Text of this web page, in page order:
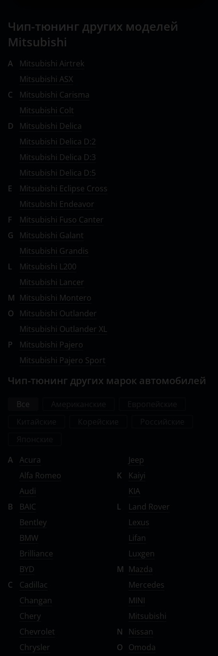
Omoda
Peugeot
Porsche
Ravon
Renault
Saab
Seat
Skoda
Smart
SsangYong
Subaru
Suzuki
Tank
Toyota
Volkswagen
Volvo
Vortex
Zotye
ZX
ЗАЗ
ТагАЗ
УАЗ
Чип-тюнинг других моделей
Mitsubishi
A
Mitsubishi Airtrek
Mitsubishi ASX
C
Mitsubishi Carisma
Mitsubishi Colt
D
Mitsubishi Delica
Mitsubishi Delica D:2
Mitsubishi Delica D:3
Mitsubishi Delica D:5
E
Mitsubishi Eclipse Cross
Mitsubishi Endeavor
F
Mitsubishi Fuso Canter
G
Mitsubishi Galant
Mitsubishi Grandis
L
Mitsubishi L200
Mitsubishi Lancer
M Mitsubishi Montero
O
Mitsubishi Outlander
Mitsubishi Outlander XL
P
Mitsubishi Pajero
Mitsubishi Pajero Sport
Чип-тюнинг других марок автомобилей
Все
A
Acura
Alfa Romeo
Audi
B
BAIC
Bentley
BMW
Brilliance
BYD
C
Cadillac
Changan
Chery
Chevrolet
Chrysler
Jeep
K
Kaiyi
KIA
L
Land Rover
Lexus
Lifan
Luxgen
M Mazda
Mercedes
MINI
Mitsubishi
N
Nissan
O
Omoda